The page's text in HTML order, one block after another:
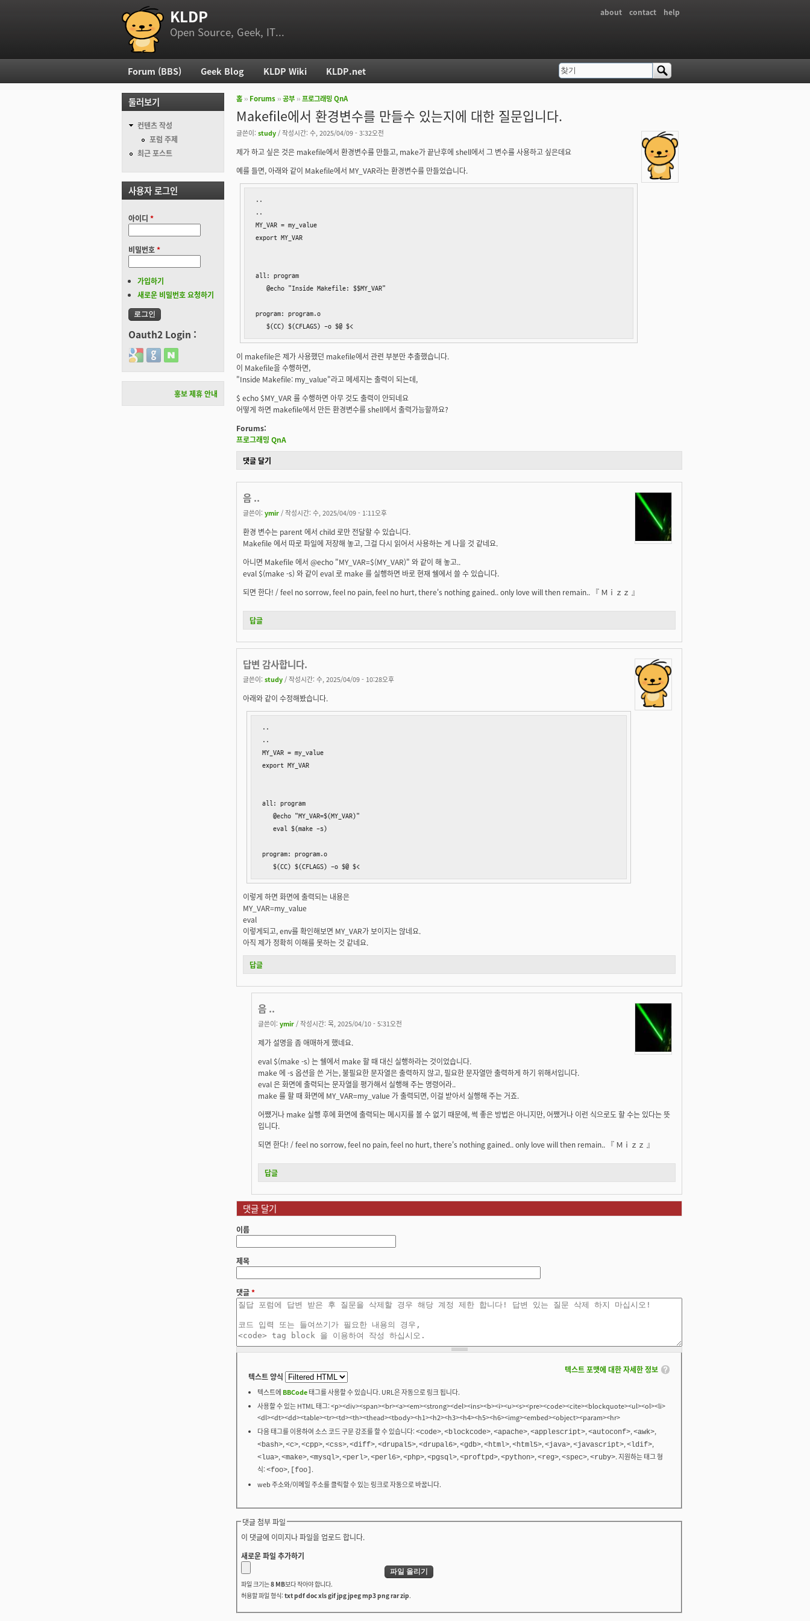
부 메뉴
about contact help
KLDP
Open Source, Geek, IT...
현재 위치
홈 ›› Forums ››공부 ››프로그래밍 QnA
Makefile에서 환경변수를 만들수 있는지에 대한 질문입니다.
글쓴이: study / 작성시간: 수, 2025/04/09 - 3:32오전
제가 하고 싶은 것은 makefile에서 환경변수를 만들고, make가 끝난후에 shell에서 그 변수를 사용하고 싶은데요
예를 들면, 아래와 같이 Makefile에서 MY_VAR라는 환경변수를 만들었습니다.
..
..
MY_VAR = my_value
export MY_VAR
all: program
   @echo "Inside Makefile: $$MY_VAR"
program: program.o
   $(CC) $(CFLAGS) -o $@ $<
이 makefile은 제가 사용했던 makefile에서 관련 부분만 추출했습니다.
이 Makefile을 수행하면,
"Inside Makefile: my_value"라고 메세지는 출력이 되는데,
$ echo $MY_VAR 를 수행하면 아무 것도 출력이 안되네요
어떻게 하면 makefile에서 만든 환경변수를 shell에서 출력가능할까요?
Forums:
프로그래밍 QnA
댓글 달기
음 ..
글쓴이: ymir / 작성시간: 수, 2025/04/09 - 1:11오후
환경 변수는 parent 에서 child 로만 전달할 수 있습니다.
Makefile 에서 따로 파일에 저장해 놓고, 그걸 다시 읽어서 사용하는 게 나을 것 같네요.
아니면 Makefile 에서 @echo "MY_VAR=$(MY_VAR)" 와 같이 해 놓고..
eval $(make -s) 와 같이 eval 로 make 를 실행하면 바로 현재 쉘에서 쓸 수 있습니다.
되면 한다! / feel no sorrow, feel no pain, feel no hurt, there's nothing gained.. only love will then remain.. 『 Ｍｉｚｚ 』
답글
답변 감사합니다.
글쓴이: study / 작성시간: 수, 2025/04/09 - 10:28오후
아래와 같이 수정해봤습니다.
..
..
MY_VAR = my_value
export MY_VAR
all: program
   @echo "MY_VAR=$(MY_VAR)"
   eval $(make -s)
program: program.o
   $(CC) $(CFLAGS) -o $@ $<
이렇게 하면 화면에 출력되는 내용은
MY_VAR=my_value
eval
이렇게되고, env를 확인해보면 MY_VAR가 보이지는 않네요.
아직 제가 정확히 이해를 못하는 것 같네요.
답글
음 ..
글쓴이: ymir / 작성시간: 목, 2025/04/10 - 5:31오전
제가 설명을 좀 애매하게 했네요.
eval $(make -s) 는 쉘에서 make 할 때 대신 실행하라는 것이었습니다.
make 에 -s 옵션을 쓴 거는, 불필요한 문자열은 출력하지 않고, 필요한 문자열만 출력하게 하기 위해서입니다.
eval 은 화면에 출력되는 문자열을 평가해서 실행해 주는 명령어라..
make 를 할 때 화면에 MY_VAR=my_value 가 출력되면, 이걸 받아서 실행해 주는 거죠.
어쨌거나 make 실행 후에 화면에 출력되는 메시지를 볼 수 없기 때문에, 썩 좋은 방법은 아니지만, 어쨌거나 이런 식으로도 할 수는 있다는 뜻
입니다.
되면 한다! / feel no sorrow, feel no pain, feel no hurt, there's nothing gained.. only love will then remain.. 『 Ｍｉｚｚ 』
답글
댓글 달기
이름
제목
댓글*
텍스트 포맷에 대한 자세한 정보
텍스트 양식
텍스트에 BBCode태그를 사용할 수 있습니다. URL은 자동으로 링크 됩니다.
사용할 수 있는 HTML 태그: <p><div><span><br><a><em><strong><del><ins><b><i><u><s><pre><code><cite><blockquote><ul><ol><li>
<dl><dt><dd><table><tr><td><th><thead><tbody><h1><h2><h3><h4><h5><h6><img><embed><object><param><hr>
다음 태그를 이용하여 소스 코드 구문 강조를 할 수 있습니다: <code>, <blockcode>, <apache>, <applescript>, <autoconf>, <awk>,
<bash>, <c>, <cpp>, <css>, <diff>, <drupal5>, <drupal6>, <gdb>, <html>, <html5>, <java>, <javascript>, <ldif>,
<lua>, <make>, <mysql>, <perl>, <perl6>, <php>, <pgsql>, <proftpd>, <python>, <reg>, <spec>, <ruby>. 지원하는 태그 형
식: <foo>, [foo] .
web 주소와/이메일 주소를 클릭할 수 있는 링크로 자동으로 바꿉니다.
댓글 첨부 파일
이 댓글에 이미지나 파일을 업로드 합니다.
새로운 파일 추가하기
파일 크기는8 MB보다 작아야 합니다.
허용할 파일 형식: txt pdf doc xls gif jpg jpeg mp3 png rar zip.
주 메뉴
Forum (BBS) Geek Blog KLDP Wiki KLDP.net 검색 폼
찾기
둘러보기
컨텐츠 작성
포럼 주제
최근 포스트
사용자 로그인
아이디 *
비밀번호*
가입하기
새로운 비밀번호 요청하기
Oauth2 Login :
Login with Google
Login with GitHub
Login with Naver
홍보 제휴 안내